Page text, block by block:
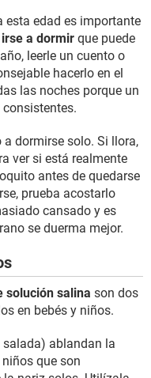
esta edad es importante
a dormir que puede
leerle un cuento o
hacerlo en el
las noches porque un
dormirse solo. Si llora,
ver si está realmente
antes de quedarse
prueba acostarlo
cansado y es
se duerma mejor.
solución salina son dos
en bebés y niños.
ablandan la
que son